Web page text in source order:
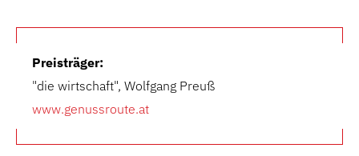
Preisträger:
"die wirtschaft", Wolfgang Preuß
www.genussroute.at